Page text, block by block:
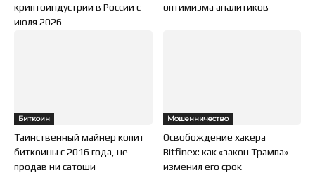
криптоиндустрии в России с
июля 2026
оптимизма аналитиков
Биткоин
Таинственный майнер копит
биткоины с 2016 года, не
продав ни сатоши
Мошенничество
Освобождение хакера
Bitfinex: как «закон Трампа»
изменил его срок